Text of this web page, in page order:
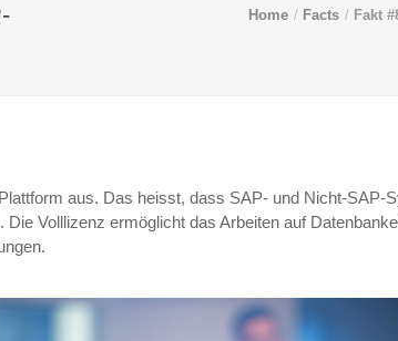
Home Facts Fakt
aus. Das heisst, dass SAP- und Nicht-SAP-
Volllizenz ermöglicht das Arbeiten auf